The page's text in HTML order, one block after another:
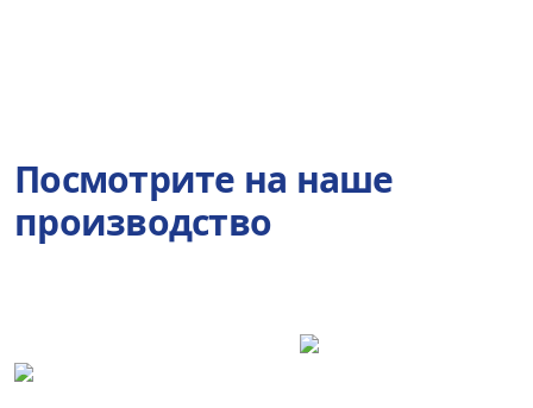
Посмотрите на наше
производство